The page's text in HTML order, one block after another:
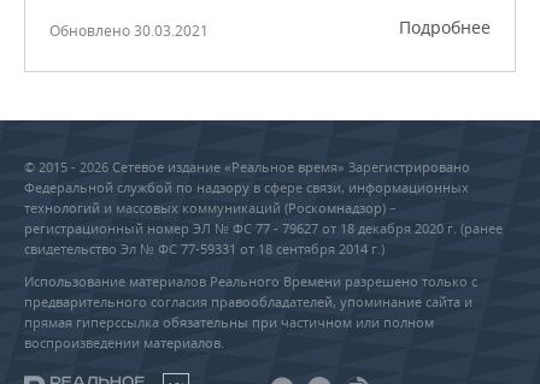
Обновлено 30.03.2021 Подробнее
© 2015 - 2026 Сетевое издание «Реальное время» Зарегистрировано
Федеральной службой по надзору в сфере связи, информационных
технологий и массовых коммуникаций (Роскомнадзор) –
регистрационный номер ЭЛ № ФС 77 - 79627 от 18 декабря 2020 г. (ранее
свидетельство Эл № ФС 77-59331 от 18 сентября 2014 г.)
Использование материалов Реального Времени разрешено только с
предварительного согласия правообладателей, упоминание сайта и
прямая гиперссылка обязательны при частичном или полном
воспроизведении материалов.